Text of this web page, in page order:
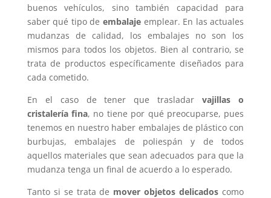
buenos vehículos, sino también capacidad para
saber qué tipo de embalaje emplear. En las actuales
mudanzas de calidad, los embalajes no son los
mismos para todos los objetos. Bien al contrario, se
trata de productos específicamente diseñados para
cada cometido.
En el caso de tener que trasladarvajillas o
cristalería fina, no tiene por qué preocuparse, pues
tenemos en nuestro haber embalajes de plástico con
burbujas, embalajes de poliespán y de todos
aquellos materiales que sean adecuados para que la
mudanza tenga un final de acuerdo a lo esperado.
Tanto si se trata de mover objetos delicados como